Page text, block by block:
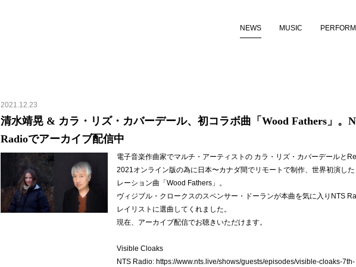
NEWS MUSIC
2021.12.23
清水靖晃 & カラ・リズ・カバーデール、初コラボ曲「Wood Fathers」。
Radioでアーカイブ配信中
電子音楽作曲家でマルチ・アーティストの カラ・リズ・カバーデールと
2021オンライン版の為に日本〜カナダ間でリモートで制作、世界初演し
レーション曲「Wood Fathers」。
ヴィジブル・クロークスのスペンサー・ドーランが本曲を気に入りNTS
レイリストに選曲してくれました。
現在、アーカイブ配信でお聴きいただけます。
Visible Cloaks
NTS Radio: https://www.nts.live/shows/guests/episodes/visible-cloaks-7th-